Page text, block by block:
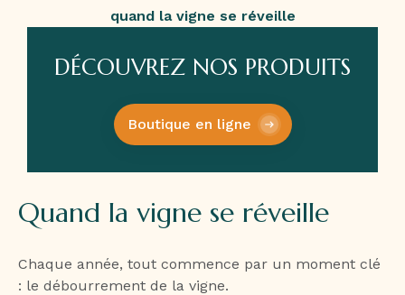
Quand la vigne se réveille
Chaque année, tout commence par un moment clé
: le débourrement de la vigne.
quand la vigne se réveille
DÉCOUVREZ NOS PRODUITS
Boutique en ligne